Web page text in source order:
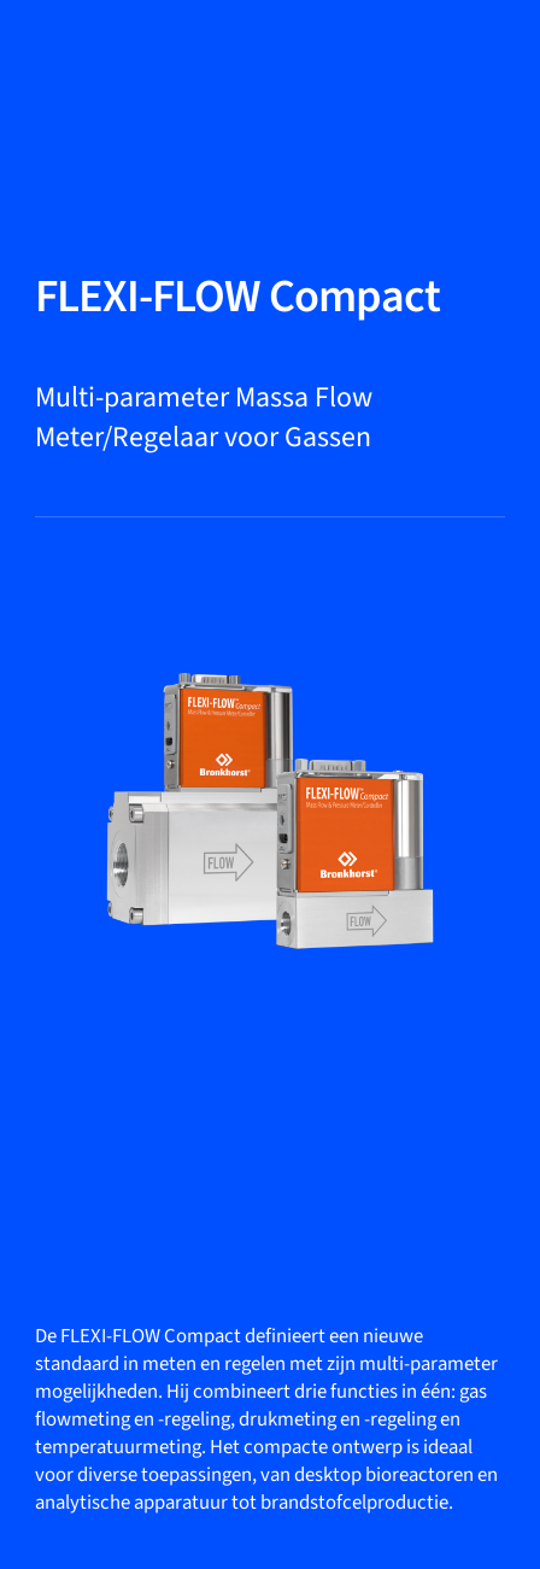
Producten
Markets
Bronkhorst
Neem contact op
FLEXI-FLOW Compact
Multi-parameter Massa Flow
Meter/Regelaar voor Gassen
De FLEXI-FLOW Compact definieert een nieuwe
standaard in meten en regelen met zijn multi-parameter
mogelijkheden. Hij combineert drie functies in één: gas
flowmeting en -regeling, drukmeting en -regeling en
temperatuurmeting. Het compacte ontwerp is ideaal
voor diverse toepassingen, van desktop bioreactoren en
analytische apparatuur tot brandstofcelproductie.